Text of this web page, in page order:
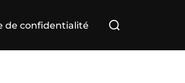
de confidentialité
Rechercher :